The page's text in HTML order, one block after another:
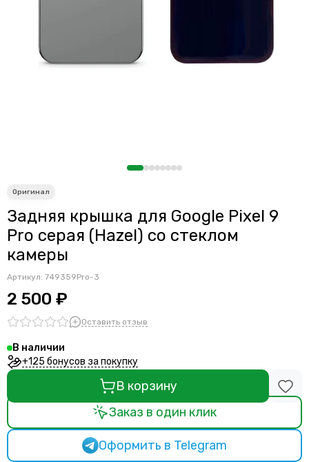
Антенны
Задняя крышка для Google Pixel 9
Pro серая (Hazel) со стеклом
камеры
Артикул: 749359Pro-3
2 500 ₽
Оставить отзыв
В наличии
+125 бонусов за покупку
В корзину
Заказ в один клик
Оформить в Telegram